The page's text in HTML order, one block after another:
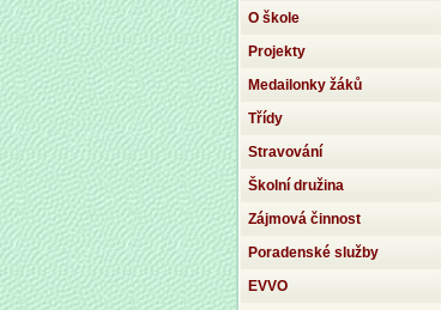
O škole
Projekty
Medailonky žáků
Třídy
Stravování
Školní družina
Zájmová činnost
Poradenské služby
EVVO